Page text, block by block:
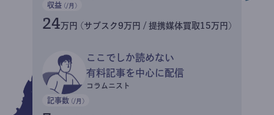
収益 (/月)
24万円 (サブスク9万円 / 提携媒体買取15万円)
ここでしか読めない
有料記事を中心に配信
コラムニスト
記事数 (/月)